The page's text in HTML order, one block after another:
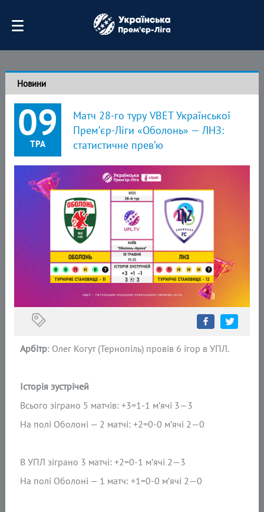
Новини
09
ТРА
Матч 28-го туру VBET Української
Прем’єр-Ліги «Оболонь» — ЛНЗ:
статистичне прев’ю
Арбітр: Олег Когут (Тернопіль) провів 6 ігор в УПЛ.
Історія зустрічей
Всього зіграно 5 матчів: +3=1-1 м’ячі 3—3
На полі Оболоні — 2 матчі: +2=0-0 м’ячі 2—0
В УПЛ зіграно 3 матчі: +2=0-1 м’ячі 2—3
На полі Оболоні — 1 матч: +1=0-0 м’ячі 2—0